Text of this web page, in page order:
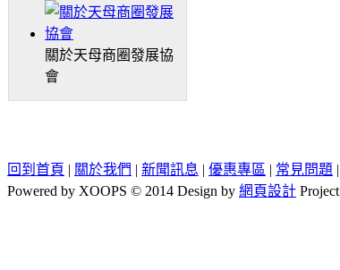
關於天母商圈發展協
會
回到首頁 | 關於我們 | 新聞訊息 | 優惠專區 | 常見問題 |
Powered by XOOPS © 2014 Design by 網頁設計 Project